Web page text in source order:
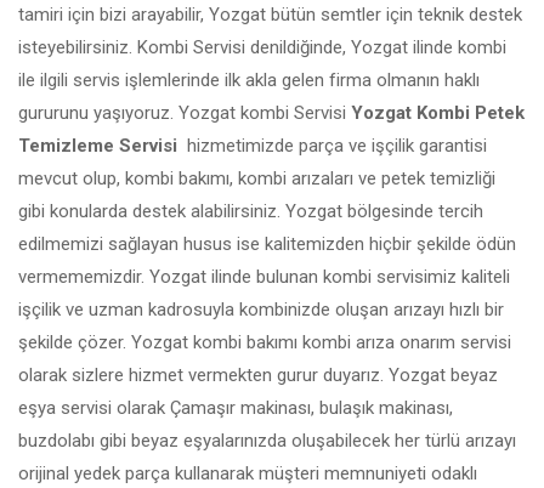
tamiri için bizi arayabilir, Yozgat bütün semtler için teknik destek
isteyebilirsiniz. Kombi Servisi denildiğinde, Yozgat ilinde kombi
ile ilgili servis işlemlerinde ilk akla gelen firma olmanın haklı
gururunu yaşıyoruz. Yozgat kombi Servisi Yozgat Kombi Petek
Temizleme Servisi hizmetimizde parça ve işçilik garantisi
mevcut olup, kombi bakımı, kombi arızaları ve petek temizliği
gibi konularda destek alabilirsiniz. Yozgat bölgesinde tercih
edilmemizi sağlayan husus ise kalitemizden hiçbir şekilde ödün
vermememizdir. Yozgat ilinde bulunan kombi servisimiz kaliteli
işçilik ve uzman kadrosuyla kombinizde oluşan arızayı hızlı bir
şekilde çözer. Yozgat kombi bakımı kombi arıza onarım servisi
olarak sizlere hizmet vermekten gurur duyarız. Yozgat beyaz
eşya servisi olarak Çamaşır makinası, bulaşık makinası,
buzdolabı gibi beyaz eşyalarınızda oluşabilecek her türlü arızayı
orijinal yedek parça kullanarak müşteri memnuniyeti odaklı